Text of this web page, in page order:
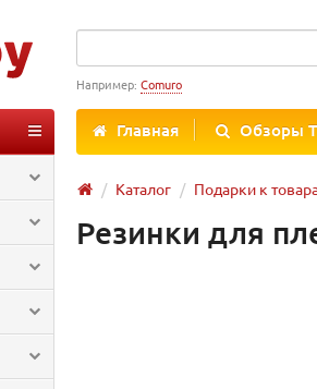
Например: Comuro
Главная Обзоры
Каталог Подарки к
Резинки для